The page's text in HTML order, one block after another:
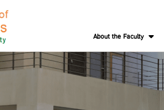
About the Faculty